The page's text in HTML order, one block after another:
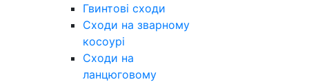
Гвинтові сходи
Cходи на зварному
косоурі
Сходи на
ланцюговому